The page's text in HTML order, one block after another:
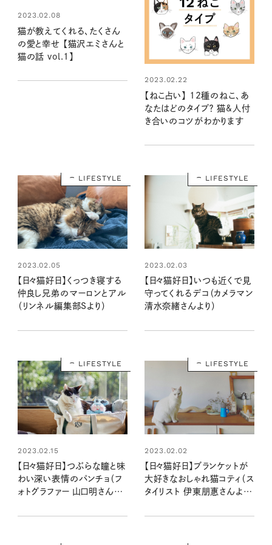
2023.02.08
猫が教えてくれる、たくさん
の愛と幸せ 【猫沢エミさんと
猫の話 vol.1】
2023.02.22
【ねこ占い】 12種のねこ、あ
なたはどのタイプ？ 猫&人付
き合いのコツがわかります
LIFESTYLE
2023.02.05
【日々猫好日】くっつき寝する
仲良し兄弟のマーロンとアル
（リンネル編集部Sより）
LIFESTYLE
2023.02.03
【日々猫好日】いつも近くで見
守ってくれるデコ（カメラマン
清水奈緒さんより）
LIFESTYLE
2023.02.15
【日々猫好日】つぶらな瞳と味
わい深い表情のパンチョ（フ
ォトグラファー 山口明さんよ
LIFESTYLE
2023.02.02
【日々猫好日】ブランケットが
大好きなおしゃれ猫コティ（ス
タイリスト 伊東朋惠さんよ